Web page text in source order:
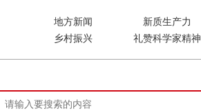
地方新闻
新质生产力
乡村振兴 礼赞科学家精神